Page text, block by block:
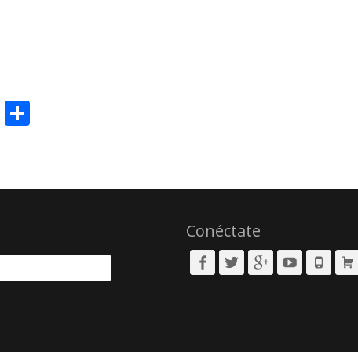
Message
Conéctate
FacebookTwitterGoogleplusYouTubePhone